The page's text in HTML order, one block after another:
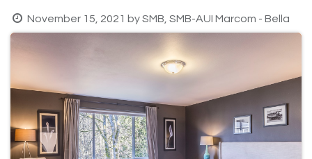
November 15, 2021 bySMB, SMB-AUI Marcom - Bella